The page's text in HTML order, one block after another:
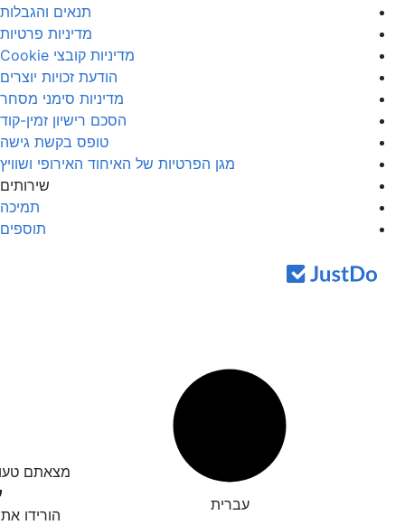
תנאים והגבלות
מדיניות פרטיות
מדיניות קובצי Cookie
הודעת זכויות יוצרים
מדיניות סימני מסחר
הסכם רישיון זמין-קוד
טופס בקשת גישה
מגן הפרטיות של האיחוד האירופי ושוויץ
שירותים
תמיכה
תוספים
עברית
מצאתם
הורידו